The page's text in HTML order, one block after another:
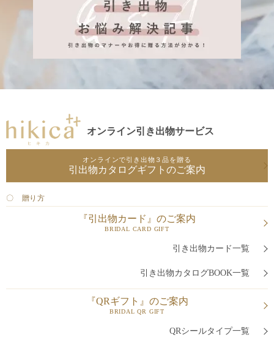
オンライン引き出物サービス
オンラインで引き出物３品を贈る
引出物カタログギフトのご案内
〇 贈り方
『引出物カード』のご案内
BRIDAL CARD GIFT
引き出物カード一覧
引き出物カタログBOOK一覧
『QRギフト』のご案内
BRIDAL QR GIFT
QRシールタイプ一覧